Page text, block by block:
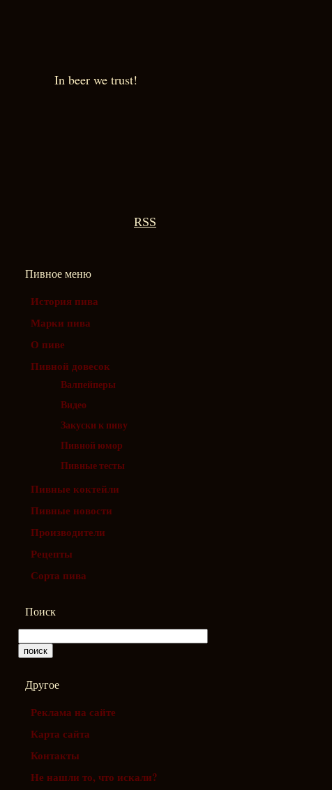
In beer we trust!
RSS
Пивное меню
История пива
Марки пива
О пиве
Пивной довесок
Валпейперы
Видео
Закуски к пиву
Пивной юмор
Пивные тесты
Пивные коктейли
Пивные новости
Производители
Рецепты
Сорта пива
Поиск
Другое
Реклама на сайте
Карта сайта
Контакты
Не нашли то, что искали?